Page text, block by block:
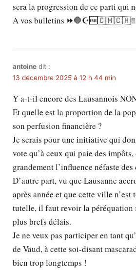
sera la progression de ce parti qui
A vos bulletins
antoine dit :
13 décembre 2025 à 12 h 44 min
Y a-t-il encore des Lausannois
Et quelle est la proportion de la
son perfusion financière ?
Je serais pour une initiative qui
vote qu’à ceux qui paie des
grandement l’influence néfaste des
D’autre part, vu que Lausanne
après année et que cette ville n’est
tutelle, il faut revoir la péréquation
plus brefs délais.
Je ne veux pas participer en tant
de Vaud, à cette soi-disant
bien trop longtemps !